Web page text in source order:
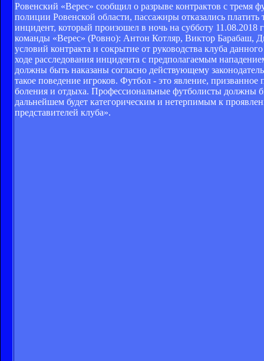
Ровенский «Верес» сообщил о разрыве контрактов с тремя
полиции Ровенской области, пассажиры отказались
инцидент, который произошел в ночь на субботу 11.08.2018
команды «Верес» (Ровно): Антон Котляр, Виктор Барабаш,
условий контракта и сокрытие от руководства клуба
ходе расследования инцидента с предполагаемым
должны быть наказаны согласно действующему
такое поведение игроков. Футбол - это явление,
боления и отдыха. Профессиональные футболисты должны
дальнейшем будет категорическим и нетерпимым к
представителей клуба».